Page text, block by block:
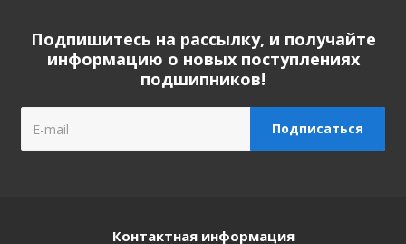
Подпишитесь на рассылку, и получайте
информацию о новых поступлениях
подшипников!
Контактная информация